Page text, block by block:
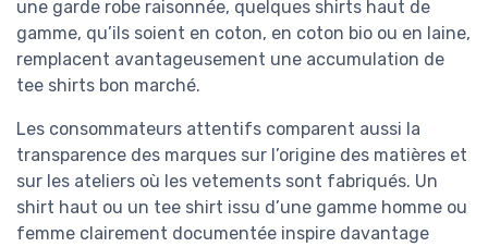
une garde robe raisonnée, quelques shirts haut de
gamme, qu’ils soient en coton, en coton bio ou en laine,
remplacent avantageusement une accumulation de
tee shirts bon marché.
Les consommateurs attentifs comparent aussi la
transparence des marques sur l’origine des matières et
sur les ateliers où les vetements sont fabriqués. Un
shirt haut ou un tee shirt issu d’une gamme homme ou
femme clairement documentée inspire davantage